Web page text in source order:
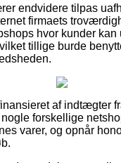
endvidere tilpas
firmaets
hvor kunder
tillige burde
af indtægter
forskellige
varer, og opnår